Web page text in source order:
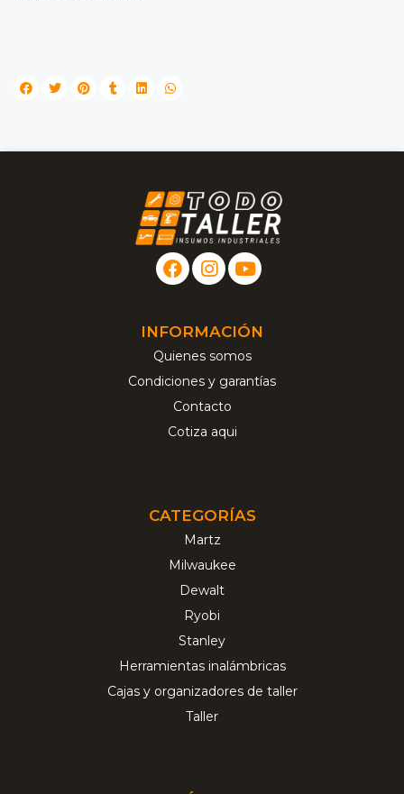
INFORMACIÓN
Quienes somos
Condiciones y garantías
Contacto
Cotiza aqui
CATEGORÍAS
Martz
Milwaukee
Dewalt
Ryobi
Stanley
Herramientas inalámbricas
Cajas y organizadores de taller
Taller